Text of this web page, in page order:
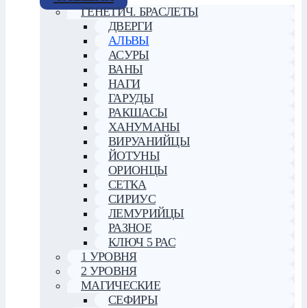
ГЕНЕТИЧ. БРАСЛЕТЫ
ДВЕРГИ
АЛЬВЫ
АСУРЫ
ВАНЫ
НАГИ
ГАРУДЫ
РАКШАСЫ
ХАНУМАНЫ
ВИРУАНИЙЦЫ
ЙОТУНЫ
ОРИОНЦЫ
СЕТКА
СИРИУС
ЛЕМУРИЙЦЫ
РАЗНОЕ
КЛЮЧ 5 РАС
1 УРОВНЯ
2 УРОВНЯ
МАГИЧЕСКИЕ
СЕФИРЫ